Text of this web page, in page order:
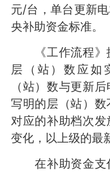
元/台，单台更新
央补助资金标准。
《工作流程》
层（站）数应如
（站）数与更新
写明的层（站）
对应的补助档次
变化，以上级的最
在补助资金支